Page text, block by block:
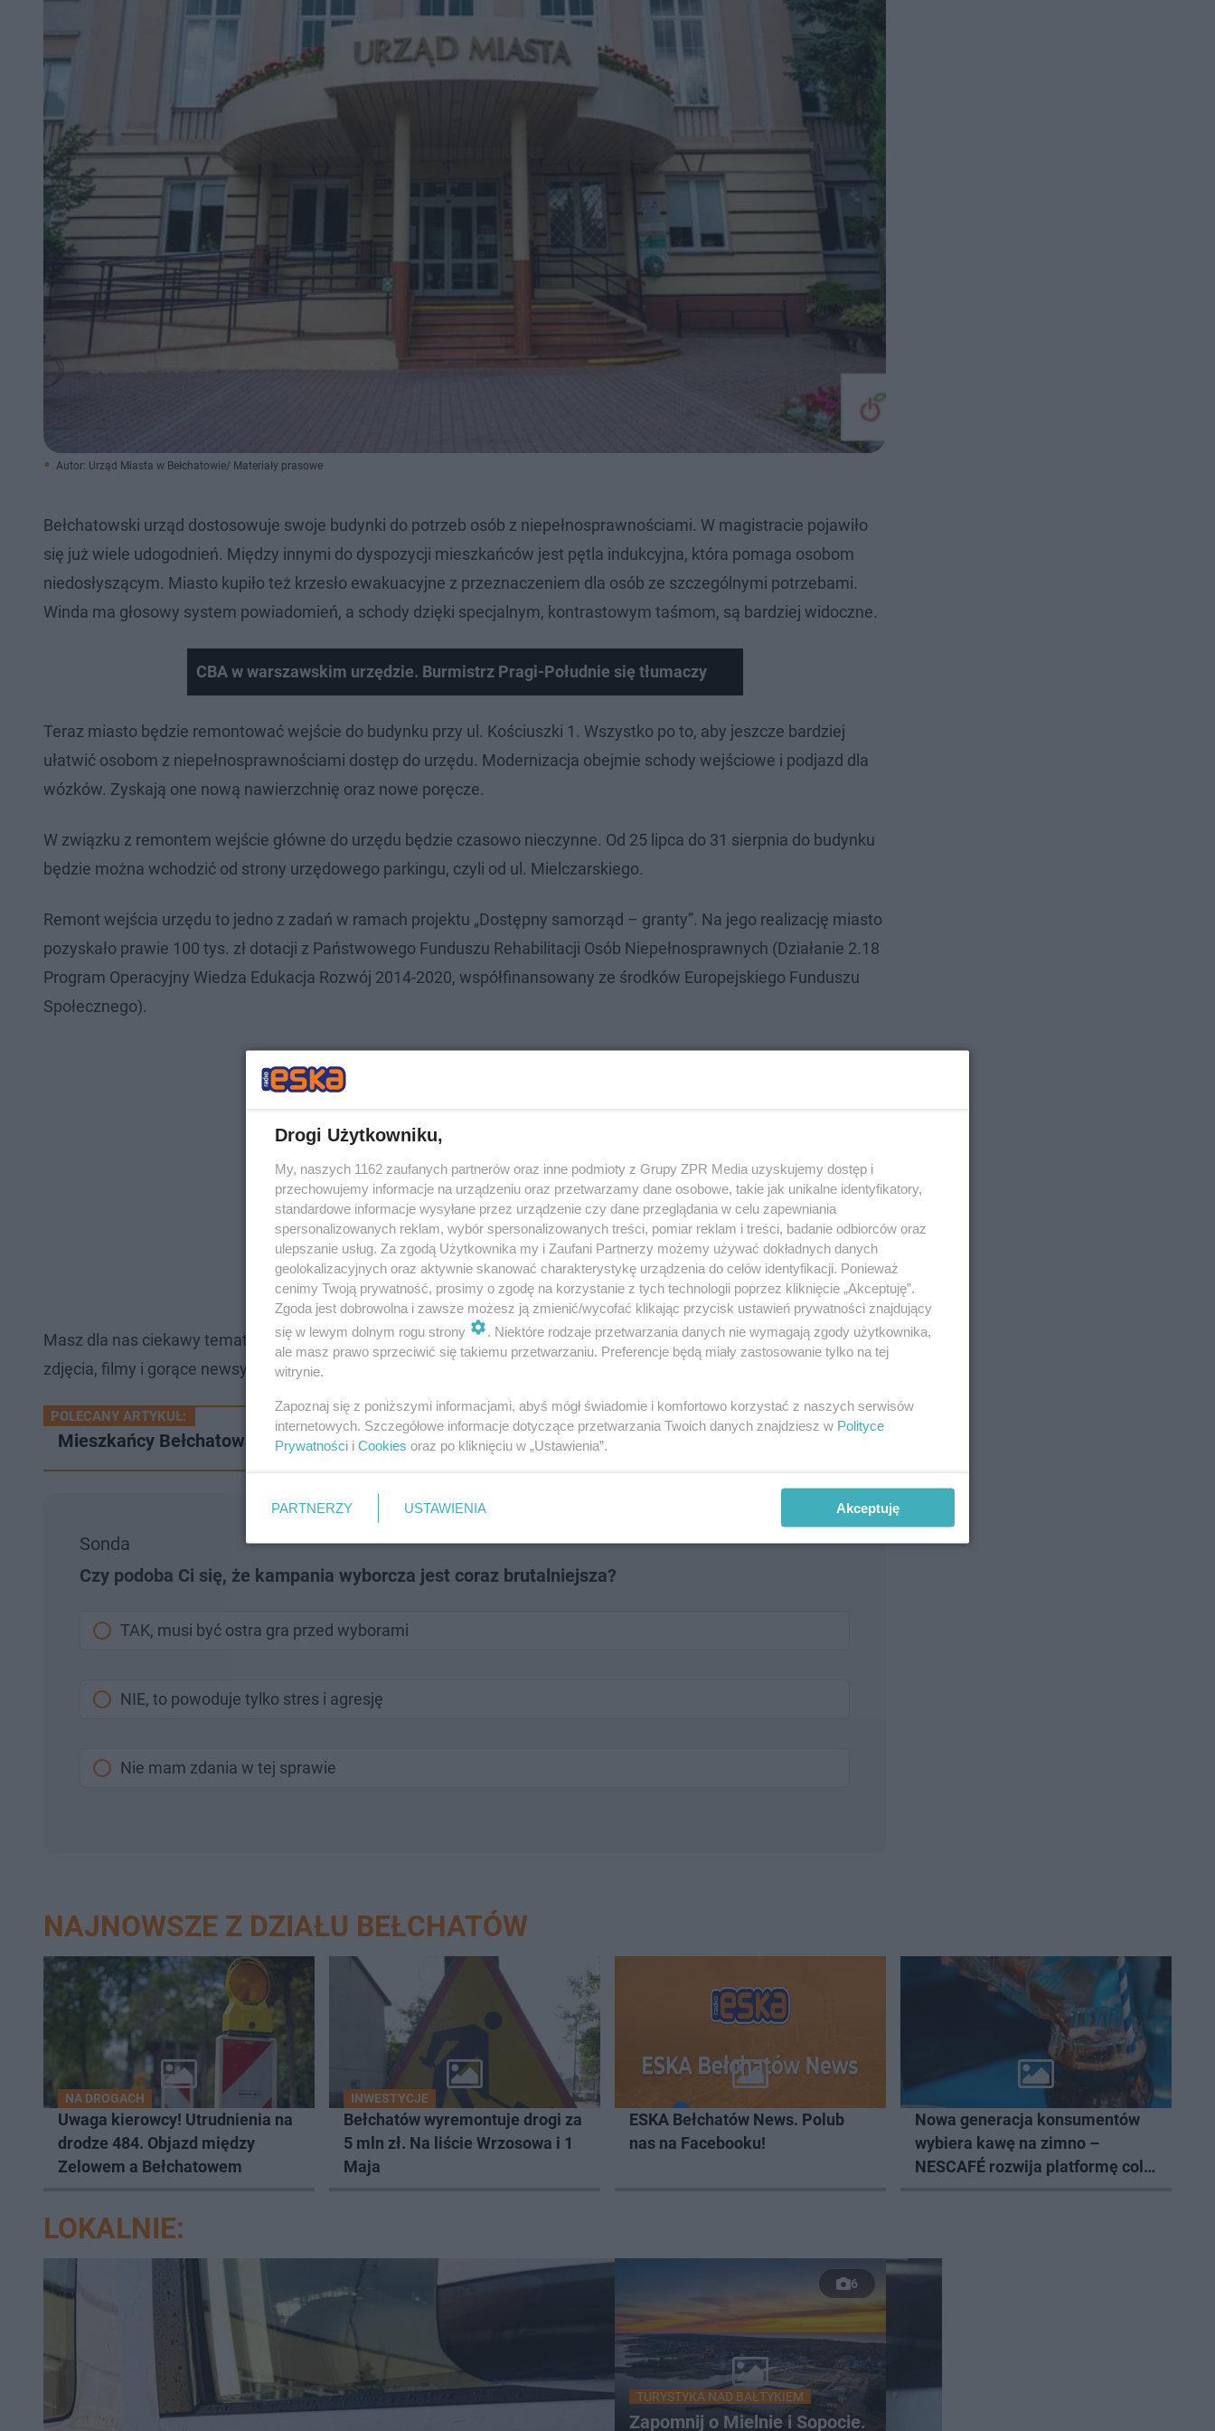
Autor: Urząd Miasta w Bełchatowie/ Materiały prasowe
Bełchatowski urząd dostosowuje swoje budynki do potrzeb osób z niepełnosprawnościami. W magistracie pojawiło
się już wiele udogodnień. Między innymi do dyspozycji mieszkańców jest pętla indukcyjna, która pomaga osobom
niedosłyszącym. Miasto kupiło też krzesło ewakuacyjne z przeznaczeniem dla osób ze szczególnymi potrzebami.
Winda ma głosowy system powiadomień, a schody dzięki specjalnym, kontrastowym taśmom, są bardziej widoczne.
CBA w warszawskim urzędzie. Burmistrz Pragi-Południe się tłumaczy
Teraz miasto będzie remontować wejście do budynku przy ul. Kościuszki 1. Wszystko po to, aby jeszcze bardziej
ułatwić osobom z niepełnosprawnościami dostęp do urzędu. Modernizacja obejmie schody wejściowe i podjazd dla
wózków. Zyskają one nową nawierzchnię oraz nowe poręcze.
W związku z remontem wejście główne do urzędu będzie czasowo nieczynne. Od 25 lipca do 31 sierpnia do budynku
będzie można wchodzić od strony urzędowego parkingu, czyli od ul. Mielczarskiego.
Remont wejścia urzędu to jedno z zadań w ramach projektu „Dostępny samorząd – granty”. Na jego realizację miasto
pozyskało prawie 100 tys. zł dotacji z Państwowego Funduszu Rehabilitacji Osób Niepełnosprawnych (Działanie 2.18
Program Operacyjny Wiedza Edukacja Rozwój 2014-2020, współfinansowany ze środków Europejskiego Funduszu
Społecznego).
Masz dla nas ciekawy temat lub wystrzałową nowinę? Napisz do nas na adres[email protected]. Czekamy na
zdjęcia, filmy i gorące newsy z twojej okolicy!
POLECANY ARTYKUŁ:
Mieszkańcy Bełchatowa zyskają połączenie kolejowe! Sprawdź, kiedy ruszą prace
Sonda
Czy podoba Ci się, że kampania wyborcza jest coraz brutalniejsza?
TAK, musi być ostra gra przed wyborami
NIE, to powoduje tylko stres i agresję
Nie mam zdania w tej sprawie
NAJNOWSZE Z DZIAŁU BEŁCHATÓW
NA DROGACH
Uwaga kierowcy! Utrudnienia na
drodze 484. Objazd między
Zelowem a Bełchatowem
INWESTYCJE
Bełchatów wyremontuje drogi za
5 mln zł. Na liście Wrzosowa i 1
Maja
ESKA Bełchatów News. Polub
nas na Facebooku!
Nowa generacja konsumentów
wybiera kawę na zimno –
NESCAFÉ rozwija platformę cold
LOKALNIE:
6
TURYSTYKA NAD BAŁTYKIEM
Zapomnij o Mielnie i Sopocie.
Drogi Użytkowniku,
My, naszych 1162 zaufanych partnerów oraz inne podmioty z Grupy ZPR Media uzyskujemy dostęp i
przechowujemy informacje na urządzeniu oraz przetwarzamy dane osobowe, takie jak unikalne identyfikatory,
standardowe informacje wysyłane przez urządzenie czy dane przeglądania w celu zapewniania
spersonalizowanych reklam, wybór spersonalizowanych treści, pomiar reklam i treści, badanie odbiorców oraz
ulepszanie usług. Za zgodą Użytkownika my i Zaufani Partnerzy możemy używać dokładnych danych
geolokalizacyjnych oraz aktywnie skanować charakterystykę urządzenia do celów identyfikacji. Ponieważ
cenimy Twoją prywatność, prosimy o zgodę na korzystanie z tych technologii poprzez kliknięcie „Akceptuję”.
Zgoda jest dobrowolna i zawsze możesz ją zmienić/wycofać klikając przycisk ustawień prywatności znajdujący
się w lewym dolnym rogu strony
. Niektóre rodzaje przetwarzania danych nie wymagają zgody użytkownika,
ale masz prawo sprzeciwić się takiemu przetwarzaniu. Preferencje będą miały zastosowanie tylko na tej
witrynie.
Zapoznaj się z poniższymi informacjami, abyś mógł świadomie i komfortowo korzystać z naszych serwisów
internetowych. Szczegółowe informacje dotyczące przetwarzania Twoich danych znajdziesz w Polityce
Prywatności i Cookies oraz po kliknięciu w „Ustawienia”.
PARTNERZY USTAWIENIA Akceptuję